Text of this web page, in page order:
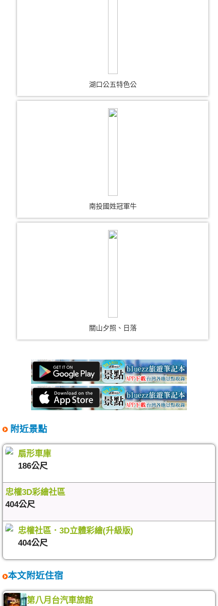
湖口公五特色公
南投國姓冠軍牛
關山夕照、日落
附近景點
扇形車庫
186公尺
忠權3D彩繪社區
404公尺
忠權社區．3D立體彩繪(升級版)
404公尺
本文附近住宿
第八月台汽車旅館